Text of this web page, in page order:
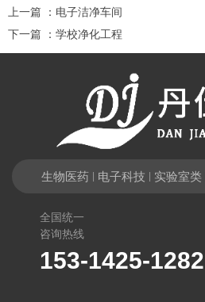
上一篇 ： 电子洁净车间
下一篇 ： 学校净化工程
生物医药 | 电子科技 | 实验室类
全国统一
咨询热线
153-1425-1282